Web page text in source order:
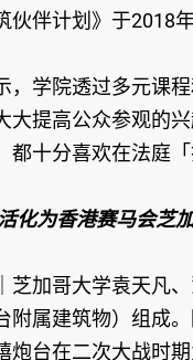
伴计划》于2018
，学院透过多元课
大提高公众参观的
十分喜欢在法庭
化为香港赛马会芝
芝加哥大学袁天凡
属建筑物）组成
炮台在二次大战时